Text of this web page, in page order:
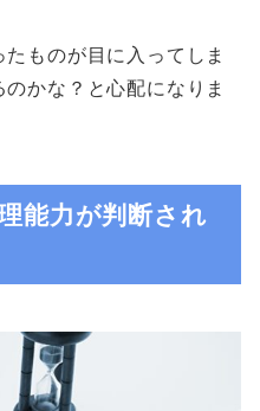
ものが目に入ってしま
かな？と心配になりま
能力が判断され